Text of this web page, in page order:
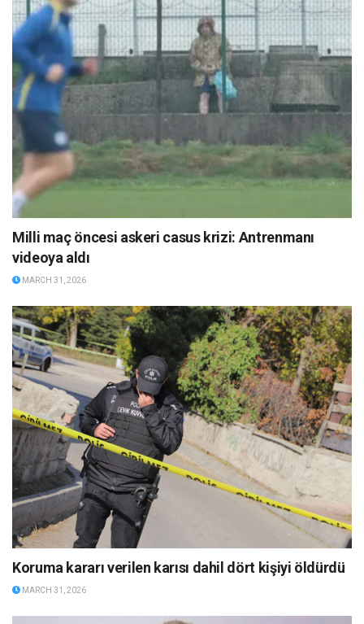
Milli maç öncesi askeri casus krizi: Antrenmanı
videoya aldı
MARCH 31, 2026
Koruma kararı verilen karısı dahil dört kişiyi öldürdü
MARCH 31, 2026